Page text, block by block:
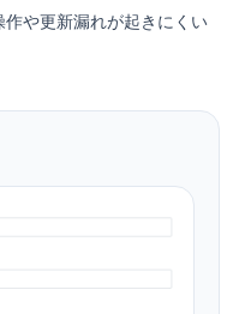
や更新漏れが起きにくい